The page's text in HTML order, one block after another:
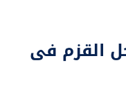
القزم فى